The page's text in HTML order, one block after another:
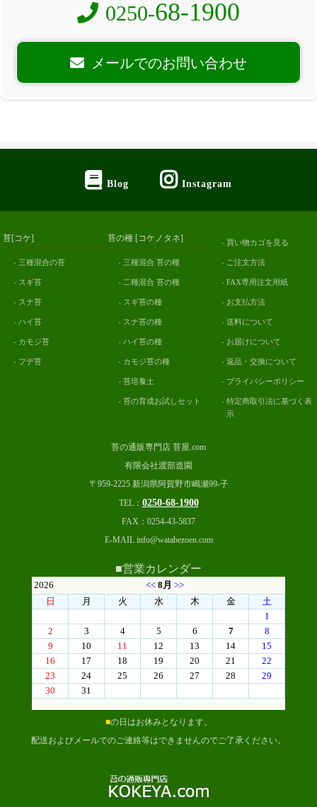
0250-68-1900
メールでのお問い合わせ
Blog Instagram
苔[コケ]
三種混合の苔
スギ苔
スナ苔
ハイ苔
カモジ苔
フデ苔
苔の種 [コケノタネ]
三種混合 苔の種
二種混合 苔の種
スギ苔の種
スナ苔の種
ハイ苔の種
カモジ苔の種
苔培養土
苔の育成お試しセット
買い物カゴを見る
ご注文方法
FAX専用注文用紙
お支払方法
送料について
お届けについて
返品・交換について
プライバシーポリシー
特定商取引法に基づく表
示
苔の通販専門店 苔屋.com
有限会社渡部造園
〒959-2225 新潟県阿賀野市嶋瀬99-子
TEL： 0250-68-1900
FAX：0254-43-5837
E-MAIL info@watabezoen.com
■営業カレンダー
■の日はお休みとなります。
配送およびメールでのご連絡等はできませんのでご了承ください。